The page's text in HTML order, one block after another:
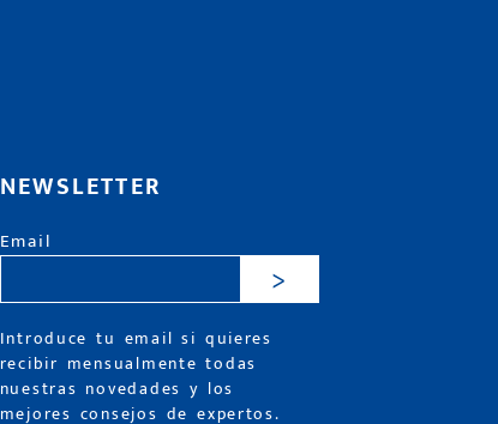
NEWSLETTER
Email
>
Introduce tu email si quieres
recibir mensualmente todas
nuestras novedades y los
mejores consejos de expertos.